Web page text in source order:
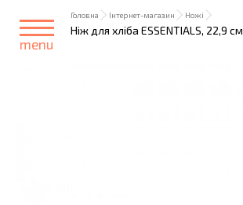
menu
Головна Інтернет-магазин Ножі
Ніж для хліба ESSENTIALS, 22,9 см